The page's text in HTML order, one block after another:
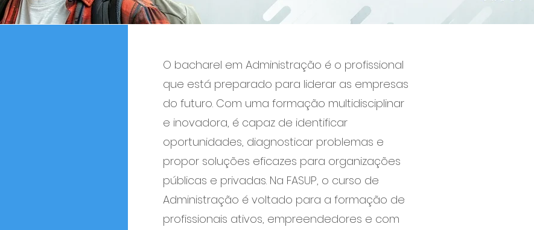
O bacharel em Administração é o profissional
que está preparado para liderar as empresas
do futuro. Com uma formação multidisciplinar
e inovadora, é capaz de identificar
oportunidades, diagnosticar problemas e
propor soluções eficazes para organizações
públicas e privadas. Na FASUP, o curso de
Administração é voltado para a formação de
profissionais ativos, empreendedores e com